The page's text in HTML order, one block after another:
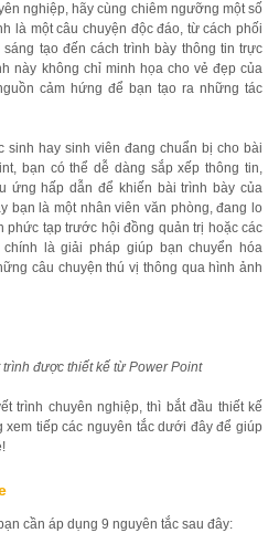
nghiệp, hãy cùng chiêm ngưỡng một số
là một câu chuyện độc đáo, từ cách phối
tạo đến cách trình bày thông tin trực
này không chỉ minh họa cho vẻ đẹp của
cảm hứng để bạn tạo ra những tác
sinh hay sinh viên đang chuẩn bị cho bài
bạn có thể dễ dàng sắp xếp thông tin,
ứng hấp dẫn để khiến bài trình bày của
bạn là một nhân viên văn phòng, đang lo
phức tạp trước hội đồng quản trị hoặc các
là giải pháp giúp bạn chuyển hóa
câu chuyện thú vị thông qua hình ảnh
được thiết kế từ Power Point
trình chuyên nghiệp, thì bắt đầu thiết kế
tiếp các nguyên tắc dưới đây để giúp
cần áp dụng 9 nguyên tắc sau đây: